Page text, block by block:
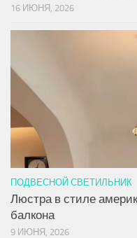
16 ИЮНЯ, 2026
ПОДВЕСНОЙ СВЕТИЛЬНИК
Люстра в стиле
балкона
9 ИЮНЯ, 2026